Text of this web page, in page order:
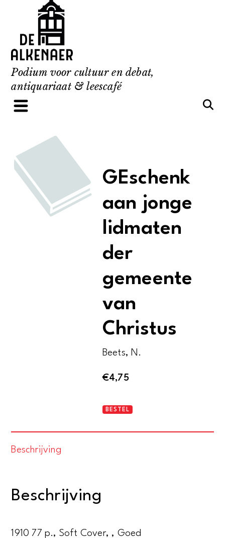
content
Podium voor cultuur en debat,
antiquariaat & leescafé
GEschenk
aan jonge
lidmaten
der
gemeente
van
Christus
Beets, N.
€4,75
GEschenk
BESTEL
Beschrijving
Beschrijving
1910 77 p., Soft Cover, , Goed